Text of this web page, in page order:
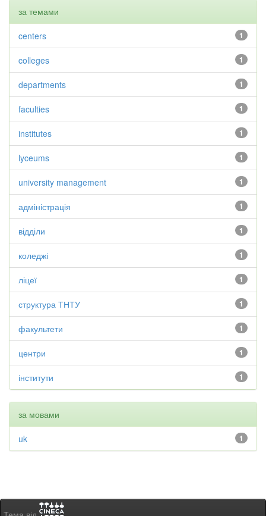
за темами
1
centers
1
colleges
1
departments
1
faculties
1
institutes
1
lyceums
1
university management
1
адміністрація
1
відділи
1
коледжі
1
ліцеї
1
структура ТНТУ
1
факультети
1
центри
1
інститути
за мовами
1
uk